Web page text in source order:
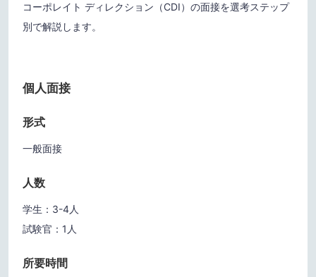
コーポレイト ディレクション（CDI）の面接を選考ステップ
別で解説します。
個人面接
形式
一般面接
人数
学生：3-4人
試験官：1人
所要時間